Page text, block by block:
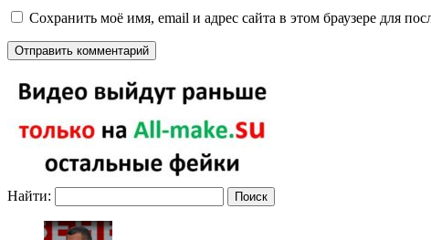
Сохранить моё имя, email и адрес сайта в этом браузере для
Найти: